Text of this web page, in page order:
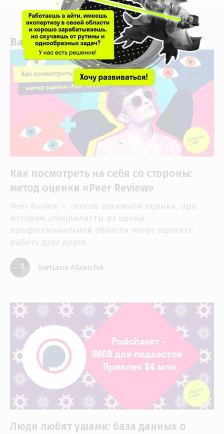
Вам может понравиться:
Как посмотреть на себя со стороны:
метод оценки «Peer Review»
Peer Review — способ взаимной оценки, при
котором специалисты из одной
профессиональной области могут оценить
работу друг друга.
Svetlana Alizarchik
Люди любят ушами: база данных о